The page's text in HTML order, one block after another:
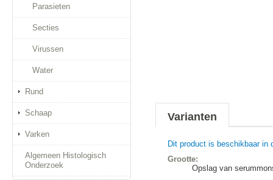
Parasieten
Secties
Virussen
Water
Rund
Schaap
Varken
Algemeen Histologisch
Onderzoek
Varianten
Dit product is beschikbaar in
Grootte:
Opslag van